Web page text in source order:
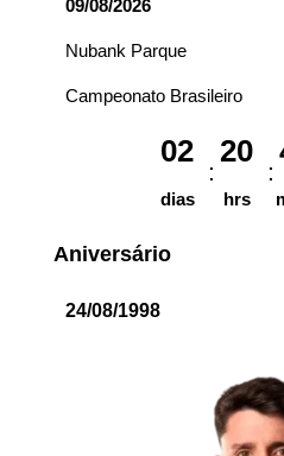
09/08/2026
Nubank Parque
Campeonato Brasileiro
02
dias
20
hrs
Aniversário
24/08/1998